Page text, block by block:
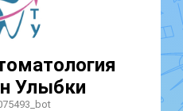
Улыбки